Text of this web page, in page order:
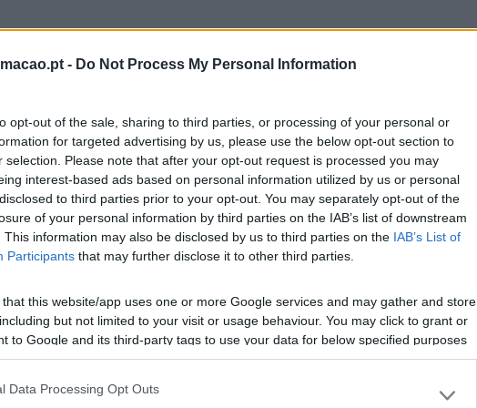
- Do Not Process My Personal Information
opt-out of the sale, sharing to third parties, or processing of your personal or
for targeted advertising by us, please use the below opt-out section to
selection. Please note that after your opt-out request is processed you may
interest-based ads based on personal information utilized by us or personal
to third parties prior to your opt-out. You may separately opt-out of the
of your personal information by third parties on the IAB’s list of downstream
This information may also be disclosed by us to third parties on the IAB’s List of
Participants that may further disclose it to other third parties.
this website/app uses one or more Google services and may gather and store
but not limited to your visit or usage behaviour. You may click to grant or
to Google and its third-party tags to use your data for below specified purposes
consent section.
Data Processing Opt Outs